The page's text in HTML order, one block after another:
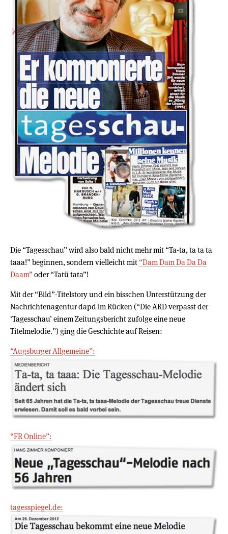
Die “Tagesschau” wird also bald nicht mehr mit “Ta-ta, ta ta ta
taaa!” beginnen, sondern vielleicht mit “Dam Dam Da Da Da
Daam”oder “Tatü tata”!
Mit der “Bild”-Titelstory und ein bisschen Unterstützung der
Nachrichtenagentur dapd im Rücken (“Die ARD verpasst der
‘Tagesschau’ einem Zeitungsbericht zufolge eine neue
Titelmelodie.”) ging die Geschichte auf Reisen:
“Augsburger Allgemeine”:
“FR Online”:
tagesspiegel.de: